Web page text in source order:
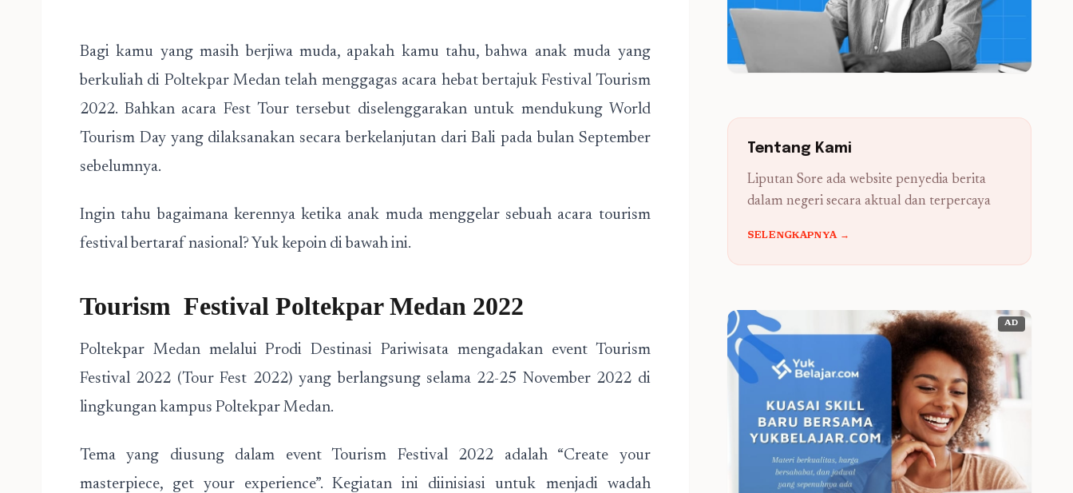
Bagi kamu yang masih berjiwa muda, apakah kamu tahu, bahwa anak muda yang
berkuliah di Poltekpar Medan telah menggagas acara hebat bertajuk Festival Tourism
2022. Bahkan acara Fest Tour tersebut diselenggarakan untuk mendukung World
Tourism Day yang dilaksanakan secara berkelanjutan dari Bali pada bulan September
sebelumnya.
Ingin tahu bagaimana kerennya ketika anak muda menggelar sebuah acara tourism
festival bertaraf nasional? Yuk kepoin di bawah ini.
Tourism Festival Poltekpar Medan 2022
Poltekpar Medan melalui Prodi Destinasi Pariwisata mengadakan event Tourism
Festival 2022 (Tour Fest 2022) yang berlangsung selama 22-25 November 2022 di
lingkungan kampus Poltekpar Medan.
Tema yang diusung dalam event Tourism Festival 2022 adalah “Create your
masterpiece, get your experience”. Kegiatan ini diinisiasi untuk menjadi wadah
Tentang Kami
Liputan Sore ada website penyedia berita
dalam negeri secara aktual dan terpercaya
SELENGKAPNYA →
AD